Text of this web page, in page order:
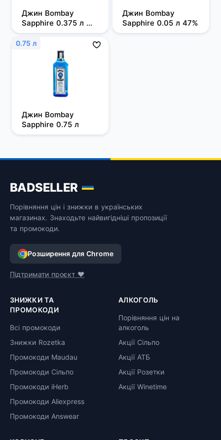
Джин Bombay
Sapphire 0.375 л
47%
Джин Bombay
Sapphire 0.05 л 47%
0.75 л
Джин Bombay
Sapphire 0.75 л
BADSELLER
Порівняння цін і знижки в українських
магазинах. Знаходьте найвигідніші пропозиції
та промокоди.
Розширення для Chrome
Підтримати проєкт ❤️
ЗНИЖКИ ТА
ПРОМОКОДИ
Всі промокоди
Знижки Rozetka
Промокоди Maudau
Промокоди Сільпо
Промокоди iHerb
Промокоди Aliexpress
Промокоди Answear
АЛКОГОЛЬ
Порівняння цін на
алкоголь
Акції Сільпо
Акції АТБ
Акції Розетки
Акції Winetime